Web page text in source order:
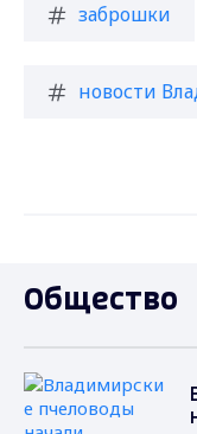
заброшки
новости
Общество